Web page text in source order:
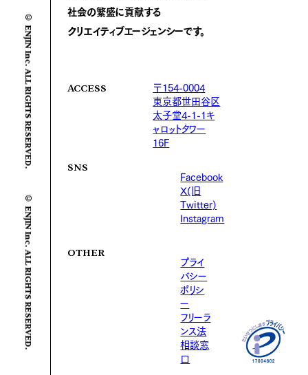
© ENJIN Inc. ALL RIGHTS RESERVED.
© ENJIN Inc. ALL RIGHTS RESERVED.
社会の繁盛に貢献する
クリエイティブエージェンシーです。
ACCESS
〒154-0004
東京都世田谷区
太子堂4-1-1キ
ャロットタワー
16F
SNS
Facebook
X(旧
Twitter)
Instagram
OTHER
プライ
バシー
ポリシ
ー
フリーラ
ンス法
相談窓
口